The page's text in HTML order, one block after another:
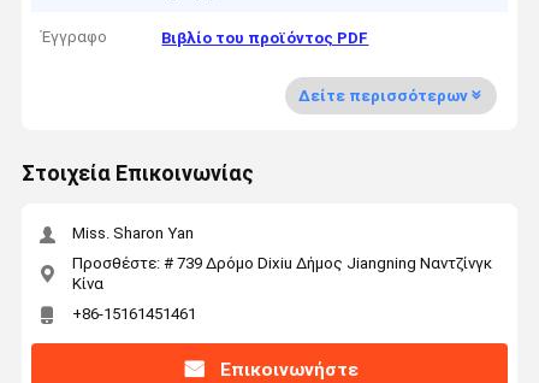
Έγγραφο Βιβλίο του προϊόντος PDF
Δείτε περισσότερων
Στοιχεία Επικοινωνίας
Miss. Sharon Yan
Προσθέστε: # 739 Δρόμο Dixiu Δήμος Jiangning Ναντζίνγκ
Κίνα
+86-15161451461
Επικοινωνήστε